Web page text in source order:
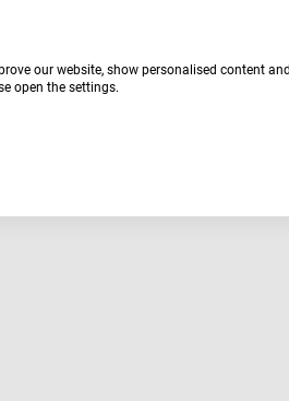
our website, show personalised content
open the settings.